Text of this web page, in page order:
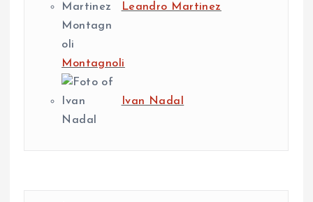
Leandro Martinez
Montagnoli
Ivan Nadal